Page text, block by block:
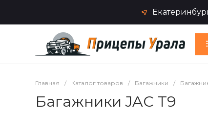
Главная / Каталог товаров / Багажники /
Багажники JAC T9